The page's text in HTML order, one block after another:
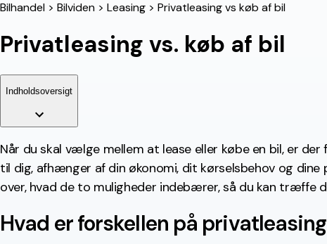
Bilhandel > Bilviden > Leasing > Privatleasing vs køb af bil
Privatleasing vs. køb af bil
Indholdsoversigt
Når du skal vælge mellem at lease eller købe en bil, er
til dig, afhænger af din økonomi, dit kørselsbehov og
over, hvad de to muligheder indebærer, så du kan træffe
Hvad er forskellen på